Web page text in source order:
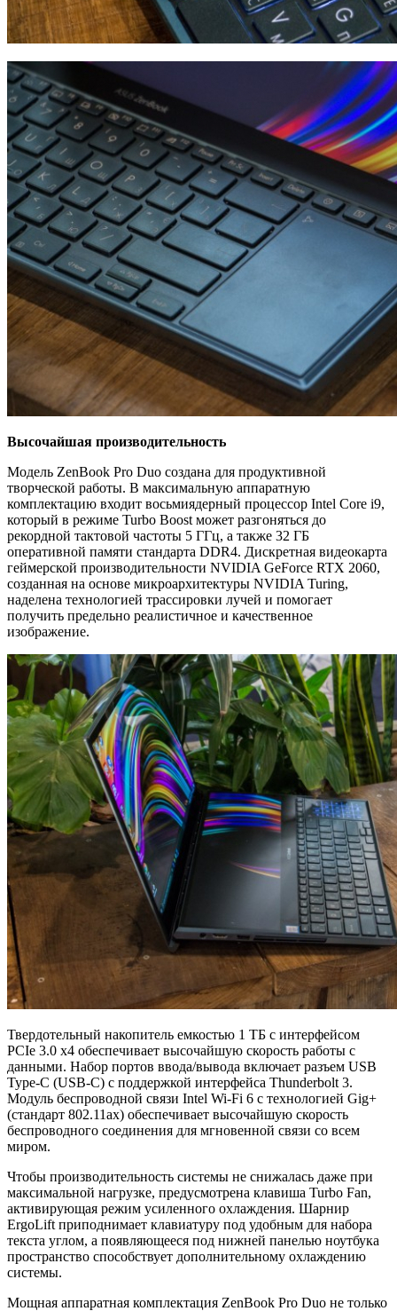
Высочайшая производительность
Модель ZenBook Pro Duo создана для продуктивной
творческой работы. В максимальную аппаратную
комплектацию входит восьмиядерный процессор Intel Core i9,
который в режиме Turbo Boost может разгоняться до
рекордной тактовой частоты 5 ГГц, а также 32 ГБ
оперативной памяти стандарта DDR4. Дискретная видеокарта
геймерской производительности NVIDIA GeForce RTX 2060,
созданная на основе микроархитектуры NVIDIA Turing,
наделена технологией трассировки лучей и помогает
получить предельно реалистичное и качественное
изображение.
Твердотельный накопитель емкостью 1 ТБ с интерфейсом
PCIe 3.0 x4 обеспечивает высочайшую скорость работы с
данными. Набор портов ввода/вывода включает разъем USB
Type-C (USB-C) с поддержкой интерфейса Thunderbolt 3.
Модуль беспроводной связи Intel Wi-Fi 6 с технологией Gig+
(стандарт 802.11ax) обеспечивает высочайшую скорость
беспроводного соединения для мгновенной связи со всем
миром.
Чтобы производительность системы не снижалась даже при
максимальной нагрузке, предусмотрена клавиша Turbo Fan,
активирующая режим усиленного охлаждения. Шарнир
ErgoLift приподнимает клавиатуру под удобным для набора
текста углом, а появляющееся под нижней панелью ноутбука
пространство способствует дополнительному охлаждению
системы.
Мощная аппаратная комплектация ZenBook Pro Duo не только